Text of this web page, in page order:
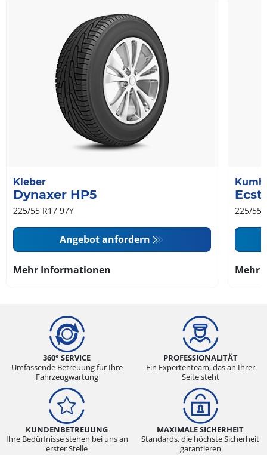
Kleber
Dynaxer HP5
225/55 R17 97Y
Angebot anfordern
Mehr Informationen
225/55
Mehr
360° SERVICE
Umfassende Betreuung für Ihre
Fahrzeugwartung
PROFESSIONALITÄT
Ein Expertenteam, das an Ihrer
Seite steht
KUNDENBETREUUNG
Ihre Bedürfnisse stehen bei uns an
erster Stelle
MAXIMALE SICHERHEIT
Standards, die höchste Sicherheit
garantieren